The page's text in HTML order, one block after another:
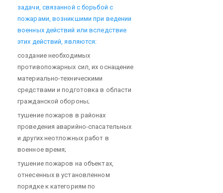
задачи, связанной с борьбой с
пожарами, возникшими при ведении
военных действий или вследствие
этих действий, являются:
создание необходимых
противопожарных сил, их оснащение
материально-техническими
средствами и подготовка в области
гражданской обороны;
тушение пожаров в районах
проведения аварийно-спасательных
и других неотложных работ в
военное время;
тушение пожаров на объектах,
отнесенных в установленном
порядке к категориям по